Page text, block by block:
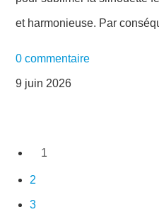
et harmonieuse. Par
0 commentaire
9 juin 2026
1
2
3